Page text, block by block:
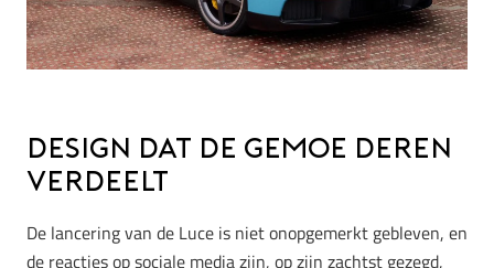
Design dat de Gemoe deren
Verdeelt
De lancering van de Luce is niet onopgemerkt gebleven, en
de reacties op sociale media zijn, op zijn zachtst gezegd,